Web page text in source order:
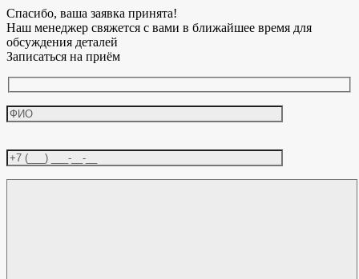
Спасибо, ваша заявка принята!
Наш менеджер свяжется с вами в ближайшее время для
обсуждения деталей
Записаться на приём